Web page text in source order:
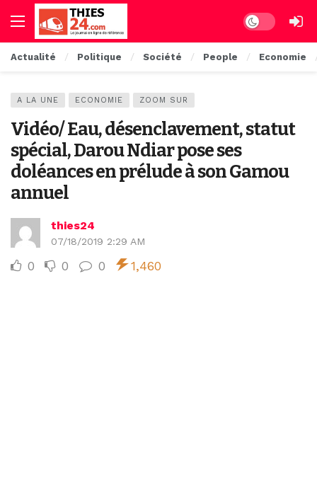
Dark mode
Actualité Politique Société People Economie
A LA UNE ECONOMIE ZOOM SUR
Vidéo/ Eau, désenclavement, statut
spécial, Darou Ndiar pose ses
doléances en prélude à son Gamou
annuel
thies24
07/18/2019 2:29 AM
0 0 0 1,460